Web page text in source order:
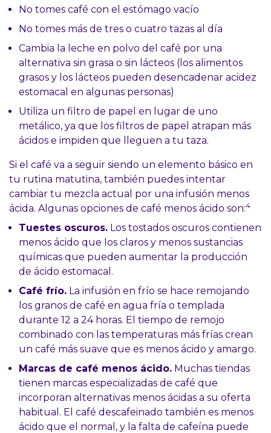
No tomes café con el estómago vacío
No tomes más de tres o cuatro tazas al día
Cambia la leche en polvo del café por una
alternativa sin grasa o sin lácteos (los alimentos
grasos y los lácteos pueden desencadenar acidez
estomacal en algunas personas)
Utiliza un filtro de papel en lugar de uno
metálico, ya que los filtros de papel atrapan más
ácidos e impiden que lleguen a tu taza.
Si el café va a seguir siendo un elemento básico en
tu rutina matutina, también puedes intentar
cambiar tu mezcla actual por una infusión menos
ácida. Algunas opciones de café menos ácido son:4
Tuestes oscuros. Los tostados oscuros contienen
menos ácido que los claros y menos sustancias
químicas que pueden aumentar la producción
de ácido estomacal.
Café frío. La infusión en frío se hace remojando
los granos de café en agua fría o templada
durante 12 a 24 horas. El tiempo de remojo
combinado con las temperaturas más frías crean
un café más suave que es menos ácido y amargo.
Marcas de café menos ácido. Muchas tiendas
tienen marcas especializadas de café que
incorporan alternativas menos ácidas a su oferta
habitual. El café descafeinado también es menos
ácido que el normal, y la falta de cafeína puede